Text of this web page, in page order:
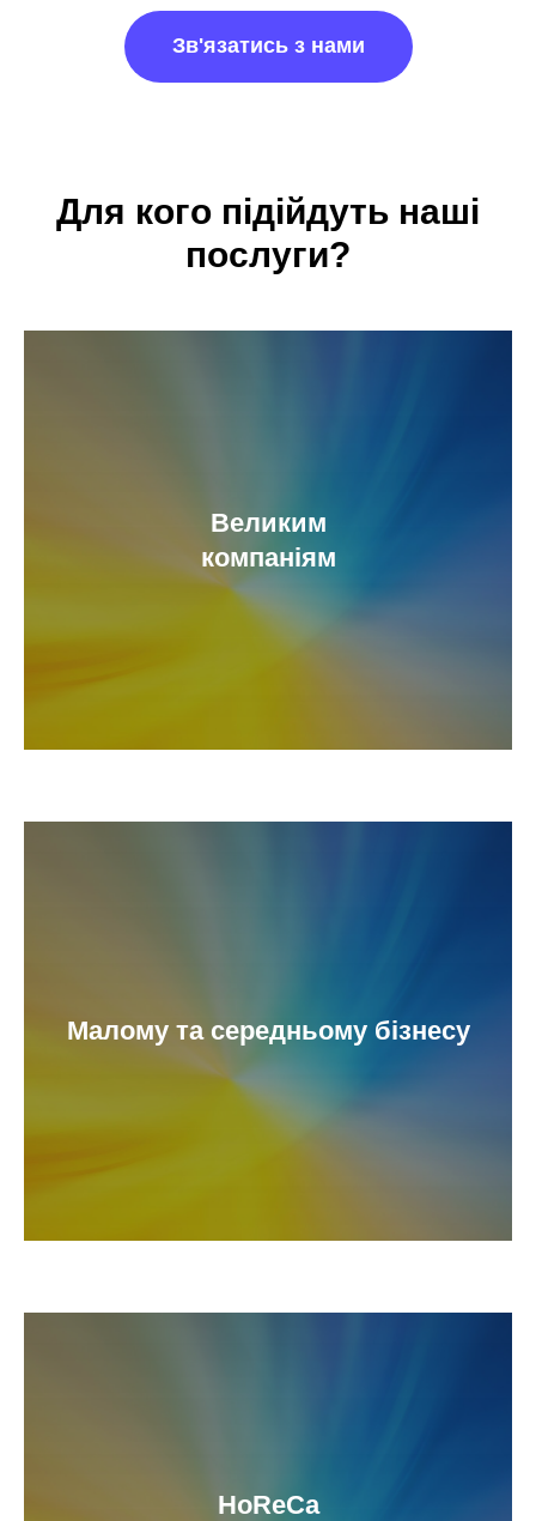
Зв'язатись з нами
Для кого підійдуть наші
послуги?
Великим
компаніям
Малому та середньому бізнесу
HoReCa